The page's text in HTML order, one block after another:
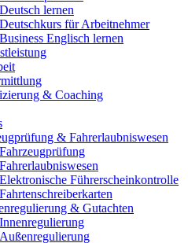
Deutsch lernen
Deutschkurs für Arbeitnehmer
Business Englisch lernen
& Coaching
& Fahrerlaubniswesen
Fahrzeugprüfung
Fahrerlaubniswesen
Elektronische Führerscheinkontrolle
Fahrtenschreiberkarten
& Gutachten
Innenregulierung
Außenregulierung